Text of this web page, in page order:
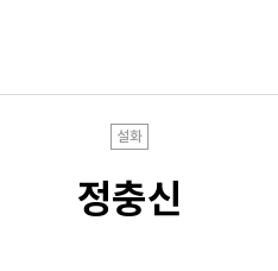
설화
정충신